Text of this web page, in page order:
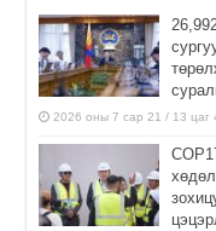
2026 оны 7 сар 21 / 13 цаг